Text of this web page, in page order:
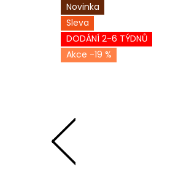
Novinka
Sleva
DODÁNÍ 2-6 TÝDNŮ
-19 %